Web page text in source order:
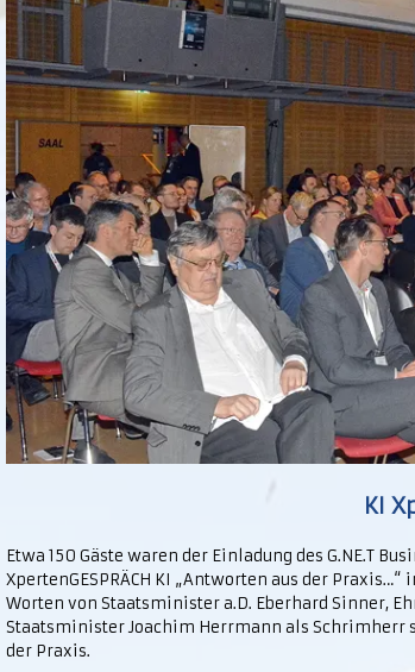
KI
Etwa 150 Gäste waren der Einladung des G.NE.T
XpertenGESPRÄCH KI „Antworten aus der
Worten von Staatsminister a.D. Eberhard Sinner,
Staatsminister Joachim Herrmann als Schrimherr
der Praxis.